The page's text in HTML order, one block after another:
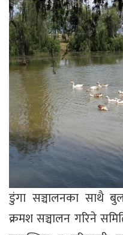
डुंगा सञ्चालनका साथै
क्रमश सञ्चालन गरिने